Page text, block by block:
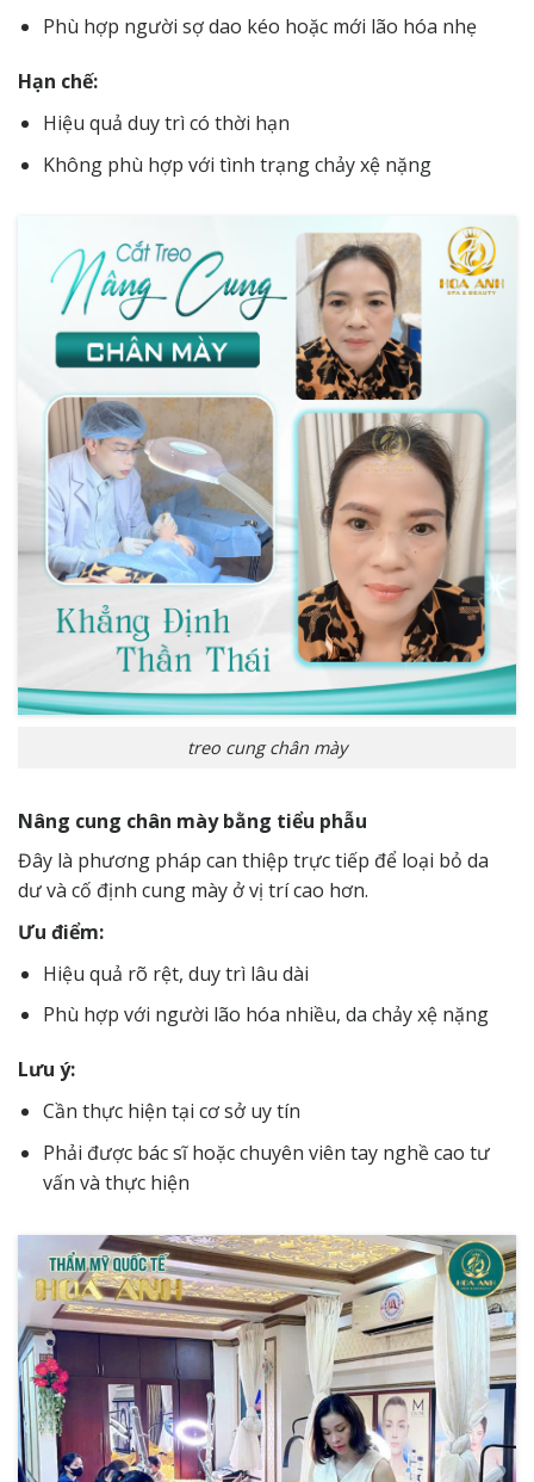
Phù hợp người sợ dao kéo hoặc mới lão hóa nhẹ
Hạn chế:
Hiệu quả duy trì có thời hạn
Không phù hợp với tình trạng chảy xệ nặng
treo cung chân mày
Nâng cung chân mày bằng tiểu phẫu
Đây là phương pháp can thiệp trực tiếp để loại bỏ da
dư và cố định cung mày ở vị trí cao hơn.
Ưu điểm:
Hiệu quả rõ rệt, duy trì lâu dài
Phù hợp với người lão hóa nhiều, da chảy xệ nặng
Lưu ý:
Cần thực hiện tại cơ sở uy tín
Phải được bác sĩ hoặc chuyên viên tay nghề cao tư
vấn và thực hiện